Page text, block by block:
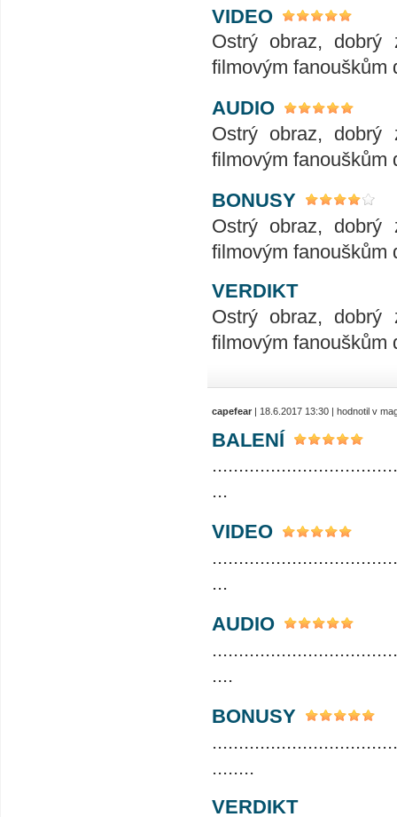
VIDEO
Ostrý obraz, dobrý
filmovým fanouškům
AUDIO
Ostrý obraz, dobrý
filmovým fanouškům
BONUSY
Ostrý obraz, dobrý
filmovým fanouškům
VERDIKT
Ostrý obraz, dobrý
filmovým fanouškům
capefear | 18.6.2017 13:30 | hodnotil v
BALENÍ
...
VIDEO
...
AUDIO
....
BONUSY
........
VERDIKT